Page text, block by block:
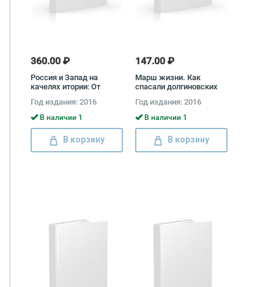
360.00 ₽
Россия и Запад на
качелях итории: От
Берлинской стены.
Год издания: 2016
В наличии 1
В корзину
147.00 ₽
Марш жизни. Как
спасали долгиновских
Год издания: 2016
В наличии 1
В корзину